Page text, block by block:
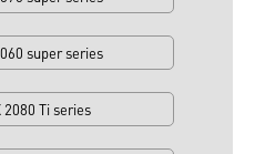
super series
2080 Ti series